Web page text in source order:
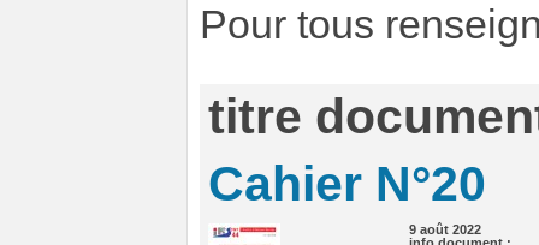
Pour tous
titre
Cahier N°20
9 août 2022